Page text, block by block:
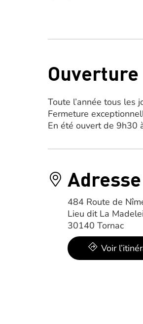
Ouverture
Toute l’année tous les
Fermeture
En été ouvert de
Adresse
484 Route de
Lieu dit La
30140 Tornac
Voir